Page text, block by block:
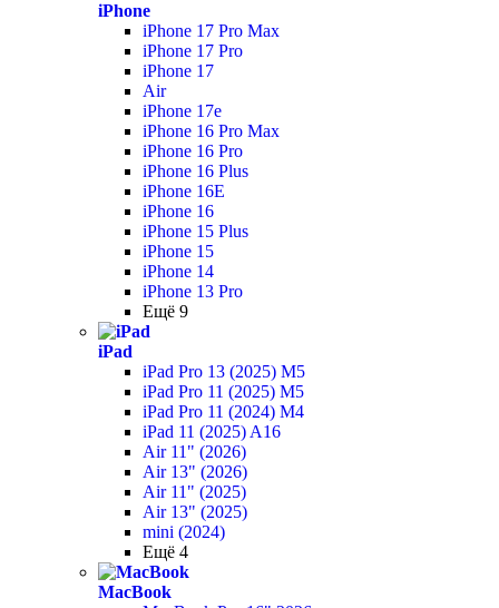
iPhone
iPhone 17 Pro Max
iPhone 17 Pro
iPhone 17
Air
iPhone 17e
iPhone 16 Pro Max
iPhone 16 Pro
iPhone 16 Plus
iPhone 16E
iPhone 16
iPhone 15 Plus
iPhone 15
iPhone 14
iPhone 13 Pro
Ещё 9
iPad
iPad Pro 13 (2025) M5
iPad Pro 11 (2025) M5
iPad Pro 11 (2024) M4
iPad 11 (2025) A16
Air 11" (2026)
Air 13" (2026)
Air 11" (2025)
Air 13" (2025)
mini (2024)
Ещё 4
MacBook